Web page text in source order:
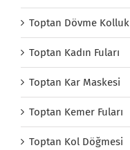
Toptan Dövme Kolluk
Toptan Kadın Fuları
Toptan Kar Maskesi
Toptan Kemer Fuları
Toptan Kol Döğmesi